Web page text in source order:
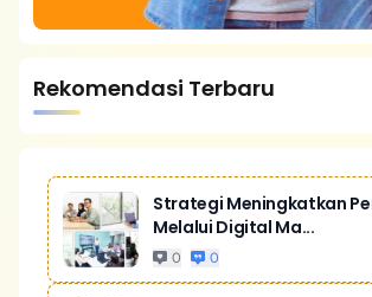
Rekomendasi Terbaru
Strategi Meningkatkan
Melalui Digital Ma...
0 0